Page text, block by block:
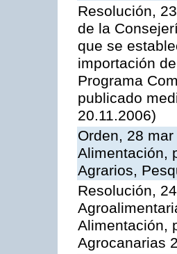
Resolución,
de la
que se
importación
Programa
publicado
20.11.2006)
Orden, 28
Alimentación,
Agrarios,
Resolución,
Alimentación,
Agrocanarias